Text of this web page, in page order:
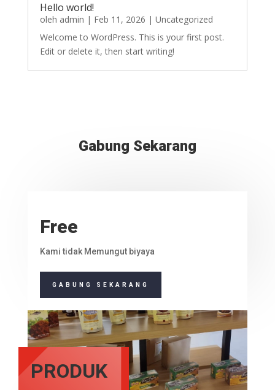
Hello world!
oleh admin | Feb 11, 2026 | Uncategorized
Welcome to WordPress. This is your first post.
Edit or delete it, then start writing!
Gabung Sekarang
Free
Kami tidak Memungut biyaya
GABUNG SEKARANG
PRODUK